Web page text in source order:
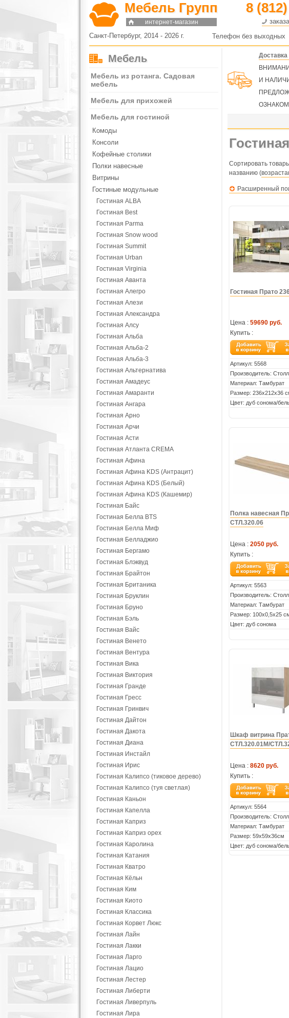
Мебель Групп
интернет-магазин
8
Санкт-Петербург, 2014 - 2026 г. Телефон без выходных
Мебель
Мебель из ротанга. Садовая
мебель
Мебель для прихожей
Мебель для гостиной
Комоды
Консоли
Кофейные столики
Полки навесные
Витрины
Гостиные модульные
Гостиная ALBA
Гостиная Best
Гостиная Parma
Гостиная Snow wood
Гостиная Summit
Гостиная Urban
Гостиная Virginia
Гостиная Аванта
Гостиная Алегро
Гостиная Алези
Гостиная Александра
Гостиная Алсу
Гостиная Альба
Гостиная Альба-2
Гостиная Альба-3
Гостиная Альтернатива
Гостиная Амадеус
Гостиная Амаранти
Гостиная Ангара
Гостиная Арно
Гостиная Арчи
Гостиная Асти
Гостиная Атланта CREMA
Гостиная Афина
Гостиная Афина KDS (Антрацит)
Гостиная Афина KDS (Белый)
Гостиная Афина KDS (Кашемир)
Гостиная Байс
Гостиная Белла BTS
Гостиная Белла Миф
Гостиная Белладжио
Гостиная Бергамо
Гостиная Блэквуд
Гостиная Брайтон
Гостиная Британика
Гостиная Бруклин
Гостиная Бруно
Гостиная Бэль
Гостиная Вайс
Гостиная Венето
Гостиная Вентура
Гостиная Вика
Гостиная Виктория
Гостиная Гранде
Гостиная Гресс
Гостиная Гринвич
Гостиная Дайтон
Гостиная Дакота
Гостиная Диана
Гостиная Инстайл
Гостиная Ирис
Гостиная Калипсо (тиковое дерево)
Гостиная Калипсо (туя светлая)
Гостиная Каньон
Гостиная Капелла
Гостиная Каприз
Гостиная Каприз орех
Гостиная Каролина
Гостиная Катания
Гостиная Кватро
Гостиная Кёльн
Гостиная Ким
Гостиная Киото
Гостиная Классика
Гостиная Корвет Люкс
Гостиная Лайн
Гостиная Лакки
Гостиная Ларго
Гостиная Лацио
Гостиная Лестер
Гостиная Либерти
Гостиная Ливерпуль
Гостиная Лира
Доставка
И
Сортировать
названию (
Расширенный
Гостиная Прато
Цена : 59690 руб.
Купить :
Артикул: 5568
Производитель:
Материал: Тамбурат
Размер: 236х212х36
Цвет: дуб сонома/
Полка навесная
СТЛ.320.06
Цена : 2050 руб.
Купить :
Артикул: 5563
Производитель:
Материал: Тамбурат
Размер: 100х0,5х25
Цвет: дуб сонома
Шкаф витрина
СТЛ.320.01М/
Цена : 8620 руб.
Купить :
Артикул: 5564
Производитель:
Материал: Тамбурат
Размер: 59х59х36см
Цвет: дуб сонома/